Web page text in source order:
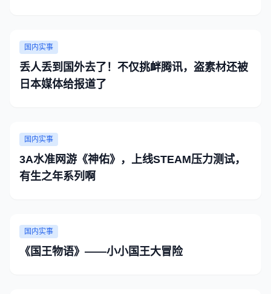
国内实事
丢人丢到国外去了！不仅挑衅腾讯，盗素材还被
日本媒体给报道了
国内实事
3A水准网游《神佑》，上线STEAM压力测试，
有生之年系列啊
国内实事
《国王物语》——小小国王大冒险